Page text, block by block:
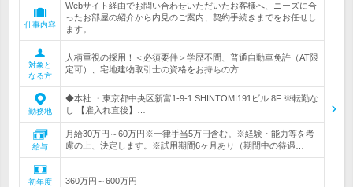
仕事内容
Webサイト経由でお問い合わせいただいたお客様へ、ニーズに合
ったお部屋の紹介から内見のご案内、契約手続きまでをお任せし
ます。
対象と
なる方
人柄重視の採用！＜必須要件＞学歴不問、普通自動車免許（AT限
定可）、宅地建物取引士の資格をお持ちの方
勤務地
◆本社 ・東京都中央区新富1-9-1 SHINTOMI191ビル 8F ※転勤な
し 【雇入れ直後】…
給与
月給30万円～60万円※一律手当5万円含む。※経験・能力等を考
慮の上、決定します。※試用期間6ヶ月あり（期間中の待遇…
初年度
360万円～600万円